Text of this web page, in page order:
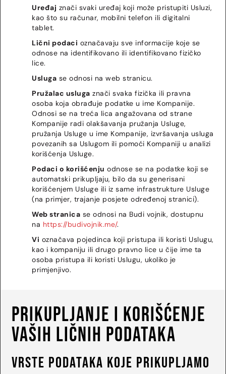
Uređaj znači svaki uređaj koji može pristupiti Usluzi,
kao što su računar, mobilni telefon ili digitalni
tablet.
Lični podaci označavaju sve informacije koje se
odnose na identifikovano ili identifikovano fizičko
lice.
Usluga se odnosi na web stranicu.
Pružalac usluga znači svaka fizička ili pravna
osoba koja obrađuje podatke u ime Kompanije.
Odnosi se na treća lica angažovana od strane
Kompanije radi olakšavanja pružanja Usluge,
pružanja Usluge u ime Kompanije, izvršavanja usluga
povezanih sa Uslugom ili pomoći Kompaniji u analizi
korišćenja Usluge.
Podaci o korišćenju odnose se na podatke koji se
automatski prikupljaju, bilo da su generisani
korišćenjem Usluge ili iz same infrastrukture Usluge
(na primjer, trajanje posjete određenoj stranici).
Web stranica se odnosi na Budi vojnik, dostupnu
na https://budivojnik.me/.
Vi označava pojedinca koji pristupa ili koristi Uslugu,
kao i kompaniju ili drugo pravno lice u čije ime ta
osoba pristupa ili koristi Uslugu, ukoliko je
primjenjivo.
Prikupljanje i korišćenje
vaših ličnih podataka
Vrste podataka koje prikupljamo